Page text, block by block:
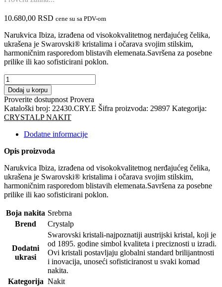
10.680,00 RSD cene su sa PDV-om
Narukvica Ibiza, izrađena od visokokvalitetnog nerđajućeg čelika,
ukrašena je Swarovski® kristalima i očarava svojim stilskim,
harmoničnim rasporedom blistavih elemenata.Savršena za posebne
prilike ili kao sofisticirani poklon.
CRYSTALP
nakit
-
Narukvica
(SS)-
Swarovski
kristali
količina
Dodaj u korpu
Proverite dostupnost Provera
Kataloški broj: 22430.CRY.E Šifra proizvoda: 29897 Kategorija:
CRYSTALP NAKIT
Dodatne informacije
Opis proizvoda
Narukvica Ibiza, izrađena od visokokvalitetnog nerđajućeg čelika,
ukrašena je Swarovski® kristalima i očarava svojim stilskim,
harmoničnim rasporedom blistavih elemenata.Savršena za posebne
prilike ili kao sofisticirani poklon.
Boja nakita Srebrna
Brend
Crystalp
Dodatni
ukrasi
Swarovski kristali-najpoznatiji austrijski kristal, koji je
od 1895. godine simbol kvaliteta i preciznosti u izradi.
Ovi kristali postavljaju globalni standard brilijantnosti
i inovacija, unoseći sofisticiranost u svaki komad
nakita.
Kategorija Nakit